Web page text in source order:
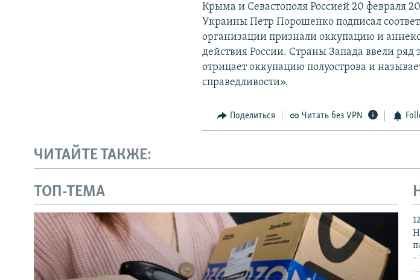
Крыма и Севастополя Россией 20 февраля
Украины Петр Порошенко подписал
организации признали оккупацию и
действия России. Страны Запада ввели
отрицает оккупацию полуострова и
справедливости».
Поделиться Читать без VPN
ЧИТАЙТЕ ТАКЖЕ:
ТОП-ТЕМА
–